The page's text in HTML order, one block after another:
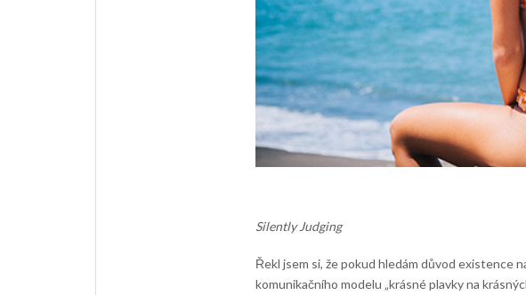
Silently Judging
Řekl jsem si, že pokud hledám důvod existence
komunikačního modelu „krásné plavky na